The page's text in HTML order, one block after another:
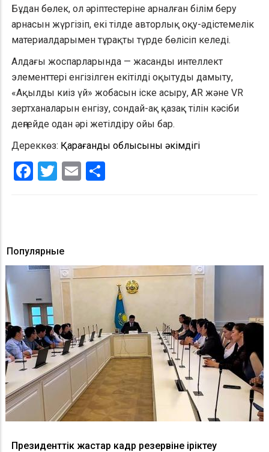
Бұдан бөлек, ол әріптестеріне арналған білім беру
арнасын жүргізіп, екі тілде авторлық оқу-әдістемелік
материалдарымен тұрақты түрде бөлісіп келеді.
Алдағы жоспарларында — жасанды интеллект
элементтері енгізілген екітілді оқытуды дамыту,
«Ақылды киіз үй» жобасын іске асыру, AR және VR
зертханаларын енгізу, сондай-ақ қазақ тілін кәсіби
деңгейде одан әрі жетілдіру ойы бар.
Дереккөз: Қарағанды облысының әкімдігі
Facebook
Twitter
Email
Популярные
Президенттік жастар кадр резервіне іріктеу